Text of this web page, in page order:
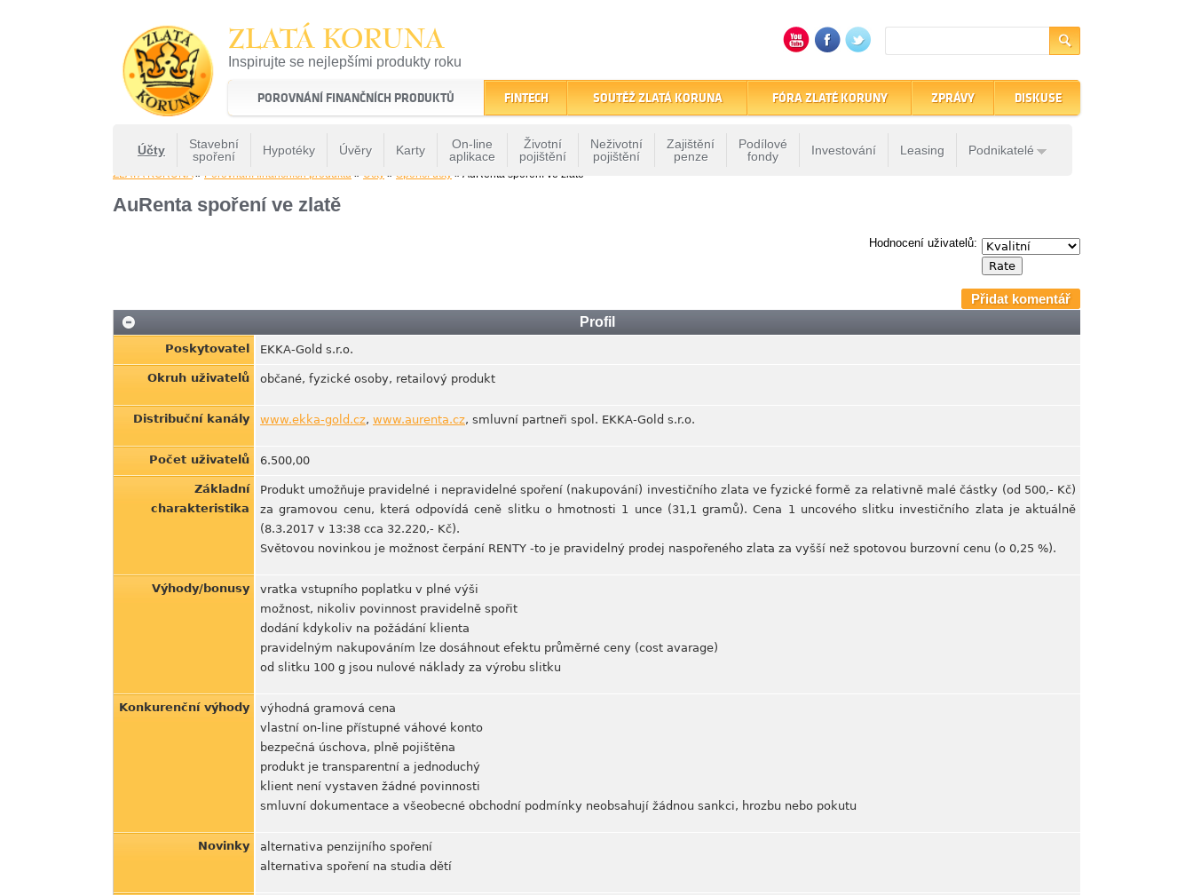
ZLATÁ KORUNA
Inspirujte se nejlepšími produkty roku
22 let tradice a kvality na finančním trhu
POROVNÁNÍ FINANČNÍCH PRODUKTŮ
Účty
Stavební
spoření
Hypotéky Úvěry Karty
On-line
aplikace
Životní
pojištění
Neživotní
pojištění
Zajištění
penze
Podílové
fondy
Investování Leasing Podnikatelé
FINTECH SOUTĚŽ ZLATÁ KORUNA FÓRA ZLATÉ KORUNY ZPRÁVY DISKUSE
ZLATÁ KORUNA» Porovnání finančních produktů » Účty » Spořící účty » AuRenta spoření ve zlatě
AuRenta spoření ve zlatě
Hodnocení uživatelů:
Přidat komentář
Profil
Poskytovatel EKKA-Gold s.r.o.
Okruh uživatelů občané, fyzické osoby, retailový produkt
Distribuční kanály www.ekka-gold.cz, www.aurenta.cz, smluvní partneři spol. EKKA-Gold s.r.o.
Počet uživatelů 6.500,00
Základní
charakteristika
Produkt umožňuje pravidelné i nepravidelné spoření (nakupování) investičního zlata ve fyzické formě za relativně malé částky (od 500,- Kč)
za gramovou cenu, která odpovídá ceně slitku o hmotnosti 1 unce (31,1 gramů). Cena 1 uncového slitku investičního zlata je aktuálně
(8.3.2017 v 13:38 cca 32.220,- Kč).
Světovou novinkou je možnost čerpání RENTY -to je pravidelný prodej naspořeného zlata za vyšší než spotovou burzovní cenu (o 0,25 %).
Výhody/bonusy
vratka vstupního poplatku v plné výši
možnost, nikoliv povinnost pravidelně spořit
dodání kdykoliv na požádání klienta
pravidelným nakupováním lze dosáhnout efektu průměrné ceny (cost avarage)
od slitku 100 g jsou nulové náklady za výrobu slitku
Konkurenční výhody
výhodná gramová cena
vlastní on-line přístupné váhové konto
bezpečná úschova, plně pojištěna
produkt je transparentní a jednoduchý
klient není vystaven žádné povinnosti
smluvní dokumentace a všeobecné obchodní podmínky neobsahují žádnou sankci, hrozbu nebo pokutu
Novinky
alternativa penzijního spoření
alternativa spoření na studia dětí